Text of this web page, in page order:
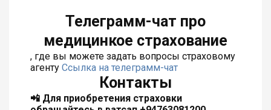
Телеграмм-чат про
медицинкое страхование
, где вы можете задать вопросы страховому
агенту Ссылка на телеграмм-чат
Контакты
📲 Для приобретения страховки